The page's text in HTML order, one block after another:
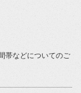
帯などについてのご